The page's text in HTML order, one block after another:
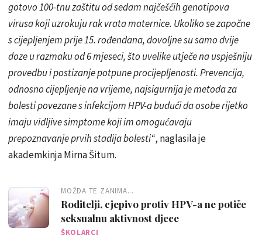
gotovo 100-tnu zaštitu od sedam najčešćih genotipova
virusa koji uzrokuju rak vrata maternice. Ukoliko se započne
s cijepljenjem prije 15. rođendana, dovoljne su samo dvije
doze u razmaku od 6 mjeseci, što uvelike utječe na uspješniju
provedbu i postizanje potpune procijepljenosti. Prevencija,
odnosno cijepljenje na vrijeme, najsigurnija je metoda za
bolesti povezane s infekcijom HPV-a budući da osobe rijetko
imaju vidljive simptome koji im omogućavaju
prepoznavanje prvih stadija bolesti“, naglasila je
akademkinja Mirna Šitum.
MOŽDA TE ZANIMA...
Roditelji, cjepivo protiv HPV-a ne potiče
seksualnu aktivnost djece
ŠKOLARCI